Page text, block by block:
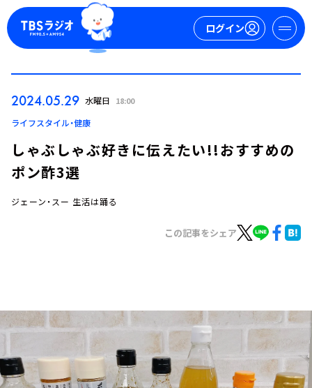
ログイン
ログイン
お知らせ
イベント・グッズ
YouTube
会社情報
2024.05.29 水曜日 18:00
ライフスタイル・健康
しゃぶしゃぶ好きに伝えたい!!おすすめの
ポン酢3選
ジェーン・スー 生活は踊る
この記事をシェア